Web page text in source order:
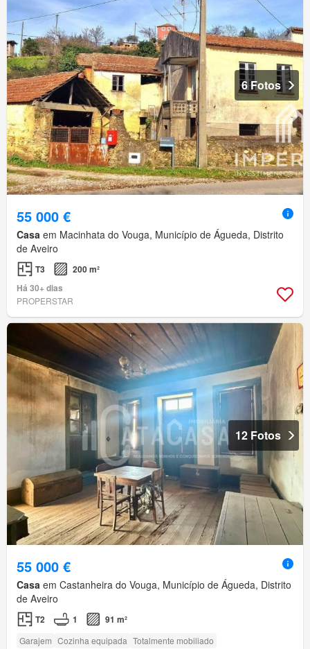
6 Fotos
55 000 €
Casa em Macinhata do Vouga, Município de Águeda, Distrito
de Aveiro
T3
200 m²
Há 30+ dias
PROPERSTAR
12 Fotos
55 000 €
Casa em Castanheira do Vouga, Município de Águeda, Distrito
de Aveiro
T2 1 91 m²
Garajem Cozinha equipada Totalmente mobiliado